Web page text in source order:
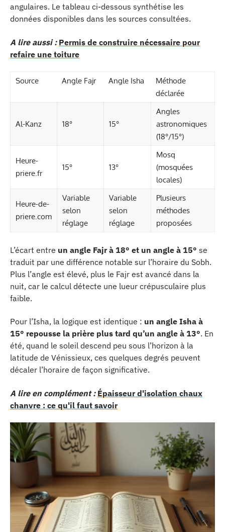
angulaires. Le tableau ci-dessous synthétise les
données disponibles dans les sources consultées.
A lire aussi : Permis de construire nécessaire pour
refaire une toiture
Source Angle Fajr Angle Isha
Méthode
déclarée
Al-Kanz 18° 15°
Angles
astronomiques
(18°/15°)
Heure-
priere.fr
15° 13°
Mosq
(mosquées
locales)
Heure-de-
priere.com
Variable
selon
réglage
Variable
selon
réglage
Plusieurs
méthodes
proposées
L’écart entre un angle Fajr à 18° et un angle à 15° se
traduit par une différence notable sur l’horaire du Sobh.
Plus l’angle est élevé, plus le Fajr est avancé dans la
nuit, car le calcul détecte une lueur crépusculaire plus
faible.
Pour l’Isha, la logique est identique : un angle Isha à
15° repousse la prière plus tard qu’un angle à 13°. En
été, quand le soleil descend peu sous l’horizon à la
latitude de Vénissieux, ces quelques degrés peuvent
décaler l’horaire de façon significative.
A lire en complément : Épaisseur d'isolation chaux
chanvre : ce qu'il faut savoir